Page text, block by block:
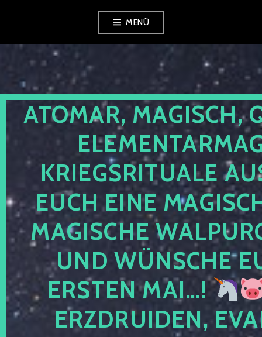
springen
MENÜ
ATOMAR, MAGISCH,
KRIEGSRITUALE
EUCH EINE
MAGISCHE
UND WÜNSCHE
ERSTEN MAI…!
ERZDRUIDEN,